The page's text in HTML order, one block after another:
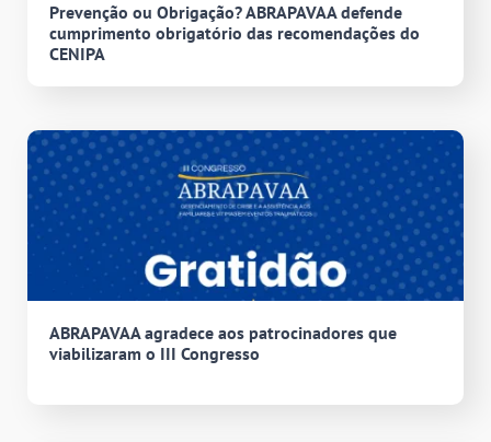
Prevenção ou Obrigação? ABRAPAVAA defende
cumprimento obrigatório das recomendações do
CENIPA
ABRAPAVAA agradece aos patrocinadores que
viabilizaram o III Congresso